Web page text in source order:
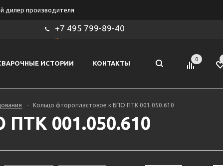
дилер производителя
+7 495 799-89-40
Заказать звонок
ИСТОРИИ КОНТАКТЫ
0
- Кольцо фторопластовое к БПО ПТК 001.050.610
001.050.610